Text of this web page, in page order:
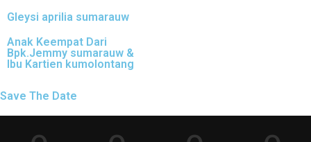
Gleysi aprilia sumarauw
Anak Keempat Dari
Bpk.Jemmy sumarauw &
Ibu Kartien kumolontang
Save The Date